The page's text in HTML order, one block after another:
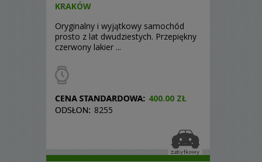
KRAKÓW
Oryginalny i wyjątkowy samochód
prosto z lat dwudziestych. Przepiękny
czerwony lakier ...
400.00 ZŁ
8255